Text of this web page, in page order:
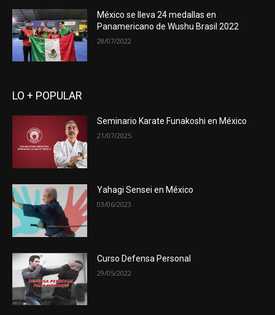
México se lleva 24 medallas en
Panamericano de Wushu Brasil 2022
28/07/2022
LO + POPULAR
Seminario Karate Funakoshi en México
21/07/2025
Yahagi Sensei en México
03/06/2023
Curso Defensa Personal
29/05/2022